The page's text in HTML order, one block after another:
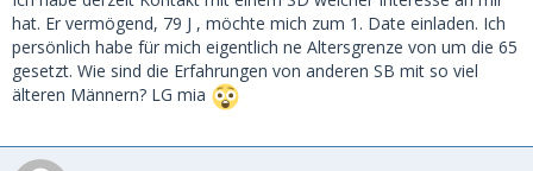
hat. Er vermögend, 79 J , möchte mich zum 1. Date einladen. Ich
persönlich habe für mich eigentlich ne Altersgrenze von um die 65
gesetzt. Wie sind die Erfahrungen von anderen SB mit so viel
älteren Männern? LG mia